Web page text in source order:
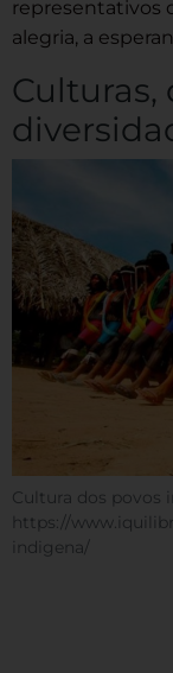
representativos
alegria, a
Culturas,
Cultura dos povos
https://
indigena/